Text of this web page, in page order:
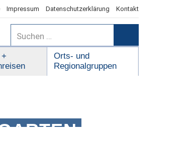
Impressum Datenschutzerklärung Kontakt
Suchen
nach:
Orts- und
Regionalgruppen